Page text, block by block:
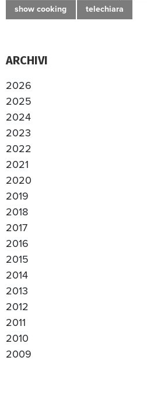
show cooking telechiara
ARCHIVI
2026
2025
2024
2023
2022
2021
2020
2019
2018
2017
2016
2015
2014
2013
2012
2011
2010
2009